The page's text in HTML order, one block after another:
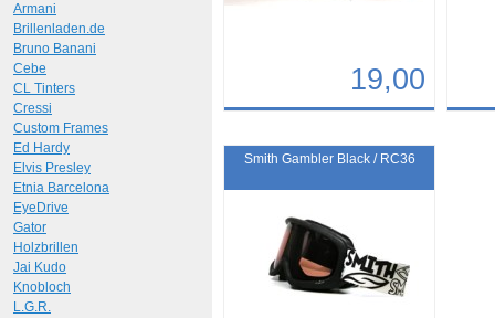
19,00
Art.-Nr.: 7959
Smith Gambler Black / RC36
Armani
Brillenladen.de
Bruno Banani
Cebe
CL Tinters
Cressi
Custom Frames
Ed Hardy
Elvis Presley
Etnia Barcelona
EyeDrive
Gator
Holzbrillen
Jai Kudo
Knobloch
L.G.R.